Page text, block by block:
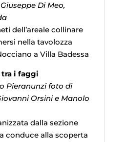
Di Meo,
dell’areale collinare
nella tavolozza
a Villa Badessa
tra i faggi
Pieranunzi foto di
Orsini e Manolo
dalla sezione
conduce alla scoperta